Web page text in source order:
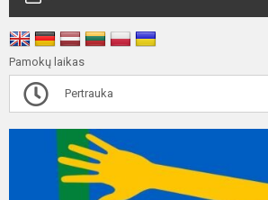
Pamokų laikas
Pertrauka